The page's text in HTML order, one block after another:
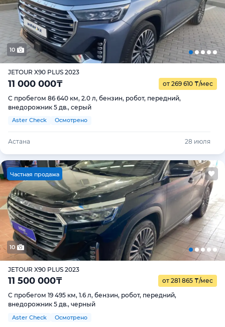
10
JETOUR X90 PLUS 2023
11 000 000₸ от 269 610 ₸/мес
С пробегом 86 640 км, 2.0 л, бензин, робот, передний,
внедорожник 5 дв., серый
Aster Check Осмотрено
Астана 28 июля
Частная продажа
10
JETOUR X90 PLUS 2023
11 500 000₸ от 281 865 ₸/мес
С пробегом 19 495 км, 1.6 л, бензин, робот, передний,
внедорожник 5 дв., черный
Aster Check Осмотрено